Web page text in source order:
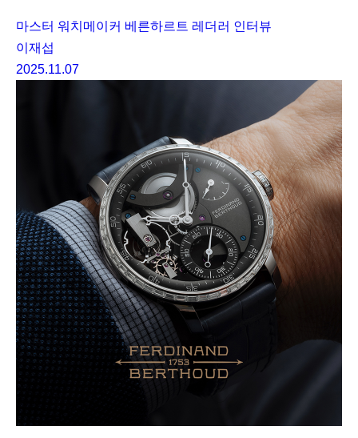
마스터 워치메이커 베른하르트 레더러 인터뷰
이재섭
2025.11.07